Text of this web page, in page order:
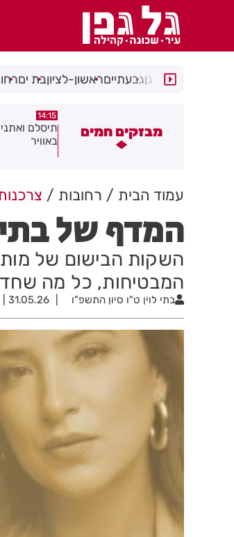
רמת גןגבעתייםראשון-לציוןבת ים
מבזקים חמים
פצוע בהתהפכות רכב בכניסה לאזור
14:15
תיסלם
באוויר
עמוד הבית רחובות
המדף של
השקות הבישום של
המבטיחות, כל מה
בתי לוין ט"ו סיון התשפ"ו 31.05.26 | 14:42